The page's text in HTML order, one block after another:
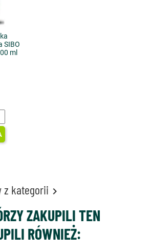
SIBO
ml
z kategorii 
ZAKUPILI TEN
RÓWNIEŻ: